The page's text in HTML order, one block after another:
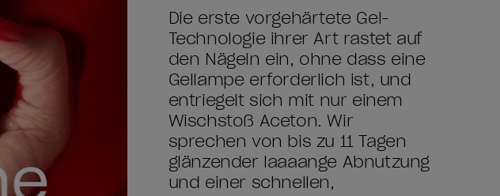
Die erste vorgehärtete Gel-
Technologie ihrer Art rastet auf
den Nägeln ein, ohne dass eine
Gellampe erforderlich ist, und
entriegelt sich mit nur einem
Wischstoß Aceton. Wir
sprechen von bis zu 11 Tagen
glänzender laaaange Abnutzung
und einer schnellen,